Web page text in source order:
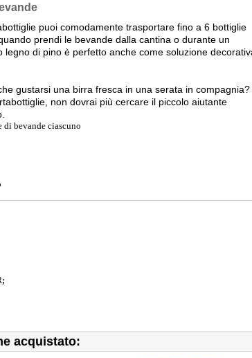
puoi comodamente trasportare fino a 6 bottiglie
prendi le bevande dalla cantina o durante un
di pino è perfetto anche come soluzione
gustarsi una birra fresca in una serata in compagnia?
non dovrai più cercare il piccolo aiutante
bevande ciascuno
;
acquistato: